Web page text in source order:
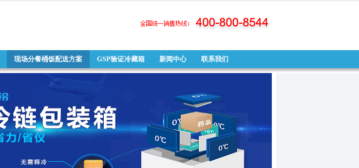
现场分餐桶饭配送方案 GSP验证冷藏箱 新闻中心 联系我们